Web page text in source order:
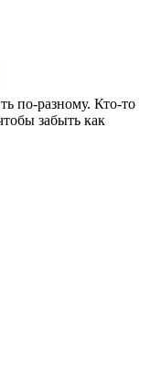
по-разному. Кто-то
забыть как